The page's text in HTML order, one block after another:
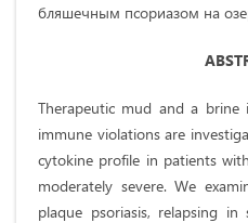
бляшечным псориазом на
Therapeutic mud and a brine
immune violations are
cytokine profile in patients
moderately severe. We
plaque psoriasis, relapsing